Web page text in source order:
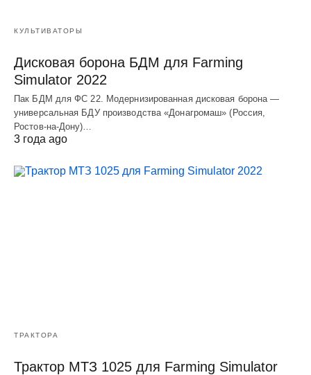
КУЛЬТИВАТОРЫ
Дисковая борона БДМ для Farming
Simulator 2022
Пак БДМ для ФС 22. Модернизированная дисковая борона —
универсальная БДУ производства «Донагромаш» (Россия,
Ростов-на-Дону)…
3 года ago
ТРАКТОРА
Трактор МТЗ 1025 для Farming Simulator